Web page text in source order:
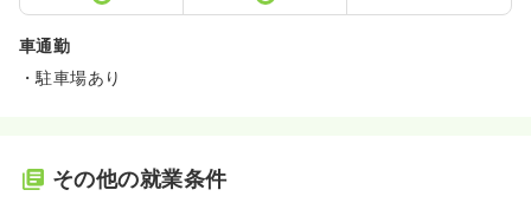
車通勤
・駐車場あり
その他の就業条件